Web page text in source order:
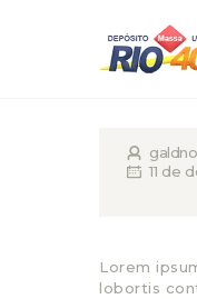
HOME
11 de
Lorem
lobortis